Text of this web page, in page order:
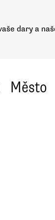
dary a
Město